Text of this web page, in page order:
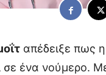
απέδειξε πως
σε ένα νούμερο.